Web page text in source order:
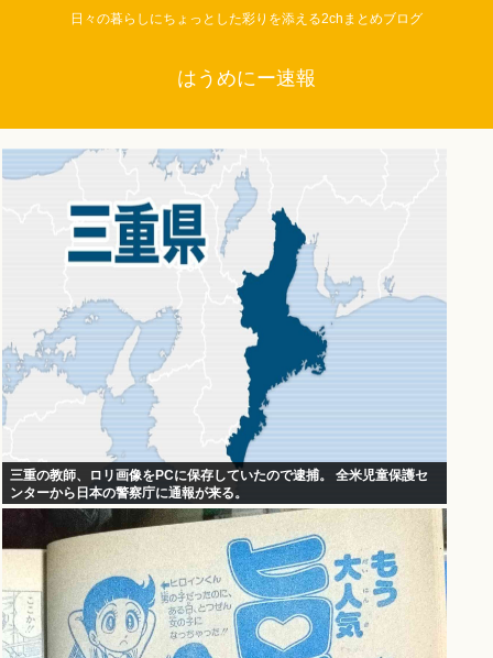
日々の暮らしにちょっとした彩りを添える2chまとめブログ
はうめにー速報
三重の教師、ロリ画像をPCに保存していたので逮捕。 全米児童保護セ
ンターから日本の警察庁に通報が来る。